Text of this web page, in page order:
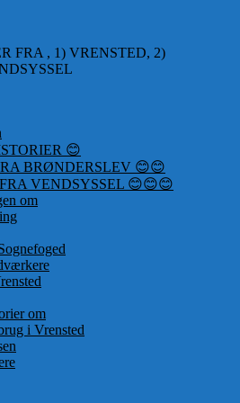
FRA , 1) VRENSTED, 2)
😊
BRØNDERSLEV 😊😊
VENDSYSSEL 😊😊😊
om
om
i Vrensted